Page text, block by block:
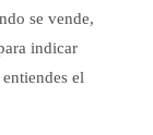
se vende,
indicar
el